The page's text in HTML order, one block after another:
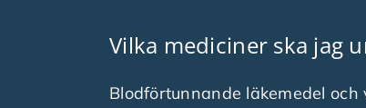
Vilka mediciner ska jag
Blodförtunnande läkemedel